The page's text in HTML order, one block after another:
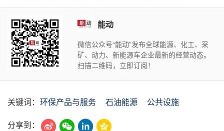
能动
微信公众号“能动”发布全球能源、化工、采
矿、动力、新能源车企业最新的经营动态。
扫描二维码，立即订阅！
关键词： 环保产品与服务 石油能源
公共设施
分享到：